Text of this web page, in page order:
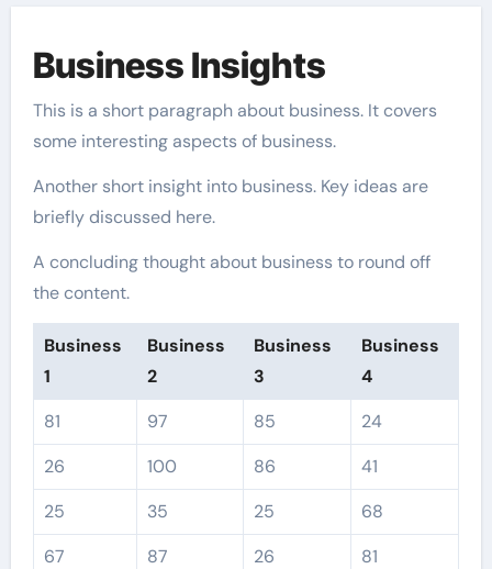
Business Insights
This is a short paragraph about business. It covers
some interesting aspects of business.
Another short insight into business. Key ideas are
briefly discussed here.
A concluding thought about business to round off
the content.
Business
1
Business
2
Business
3
Business
4
81
97 85
24
26
100 86
41
25
35 25
68
67
87 26 81